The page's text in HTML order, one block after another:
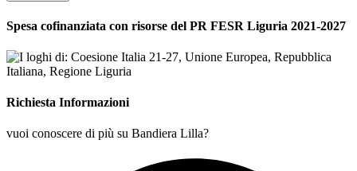
Spesa cofinanziata con risorse del PR FESR Liguria 2021-2027
Richiesta Informazioni
vuoi conoscere di più su Bandiera Lilla?